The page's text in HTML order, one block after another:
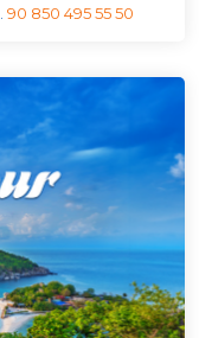
90 850 495 55 50